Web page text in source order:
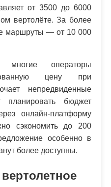
от 3500 до 6000
вертолёте. За более
маршруты — от 10 000
многие операторы
цену при
непредвиденные
планировать бюджет
онлайн-платформу
сэкономить до 200
особенно в
более доступны.
вертолетное